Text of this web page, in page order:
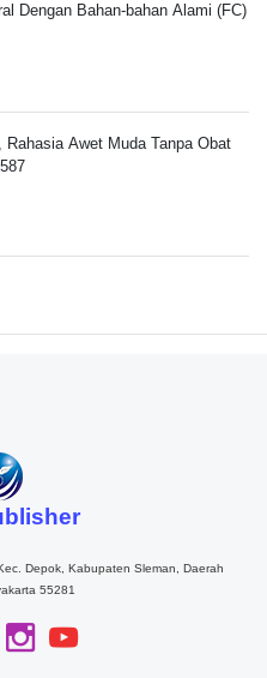
Dengan Bahan-bahan Alami (FC)
Rahasia Awet Muda Tanpa Obat
Depok, Kabupaten Sleman, Daerah
55281